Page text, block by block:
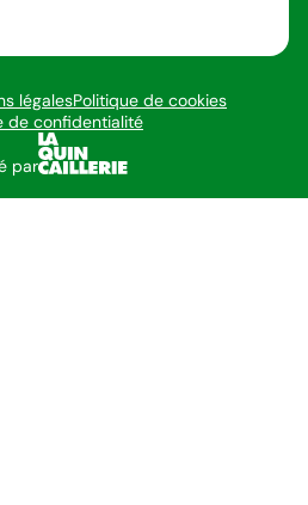
légalesPolitique de cookies
de confidentialité
par